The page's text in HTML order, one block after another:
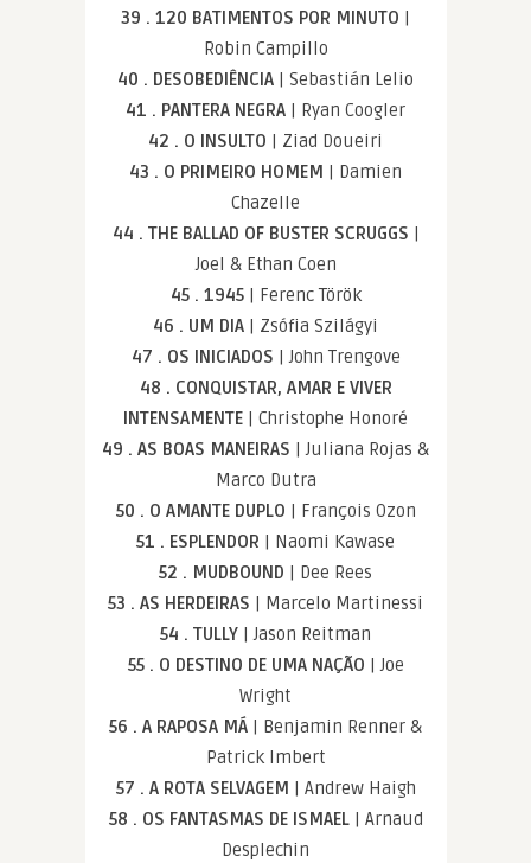
39 . 120 BATIMENTOS POR MINUTO
Robin Campillo
40 . DESOBEDIÊNCIA
| Sebastián Lelio
41 . PANTERA NEGRA
| Ryan Coogler
42 . O INSULTO
| Ziad Doueiri
43 . O PRIMEIRO HOMEM
| Damien
Chazelle
44 . THE BALLAD OF BUSTER SCRUGGS
Joel & Ethan Coen
45 . 1945
| Ferenc Török
46 . UM DIA
| Zsófia Szilágyi
47 . OS INICIADOS
| John Trengove
48 . CONQUISTAR, AMAR E VIVER
INTENSAMENTE
| Christophe Honoré
49 . AS BOAS MANEIRAS
| Juliana Rojas &
Marco Dutra
50 . O AMANTE DUPLO
| François Ozon
51 . ESPLENDOR
| Naomi Kawase
52 . MUDBOUND
| Dee Rees
53 . AS HERDEIRAS
| Marcelo Martinessi
54 . TULLY
| Jason Reitman
55 . O DESTINO DE UMA NAÇÃO
| Joe
Wright
56 . A RAPOSA MÁ
| Benjamin Renner &
Patrick Imbert
57 . A ROTA SELVAGEM
| Andrew Haigh
58 . OS FANTASMAS DE ISMAEL
| Arnaud
Desplechin